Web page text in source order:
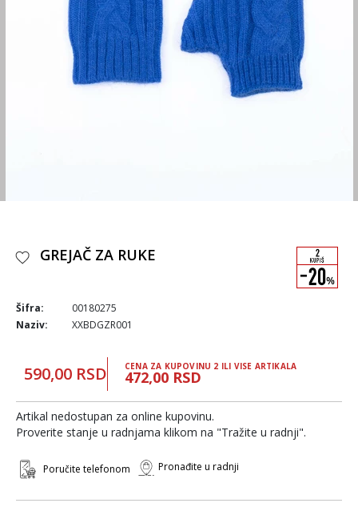
GREJAČ ZA RUKE
Šifra:
00180275
Naziv:
XXBDGZR001
590,00 RSD CENA ZA KUPOVINU 2 ILI VISE ARTIKALA
472,00 RSD
Artikal nedostupan za online kupovinu.
Proverite stanje u radnjama klikom na "Tražite u radnji".
Poručite telefonom Pronađite u radnji